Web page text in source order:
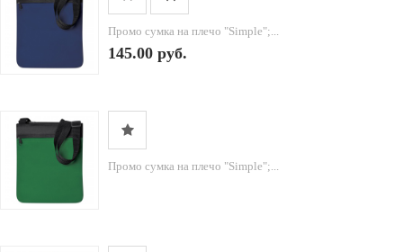
Промо сумка на плечо "Simple";...
145.00 руб.
Промо сумка на плечо "Simple";...